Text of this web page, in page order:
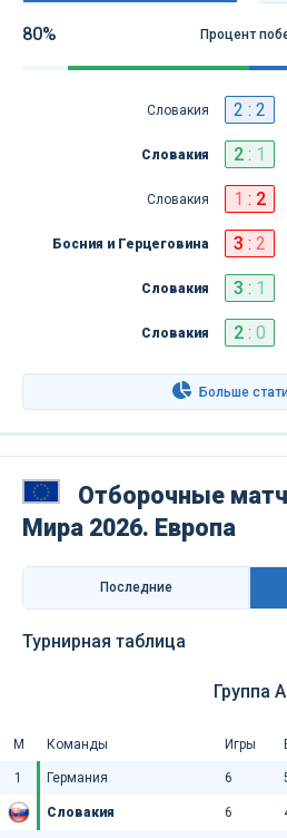
80% Процент
Словакия 2 : 2
Словакия 2: 1
Словакия 1 : 2
Босния и Герцеговина 3 : 2
Словакия 3 : 1
Словакия 2: 0
Больше
Отборочные
Мира 2026. Европа
Последниe
Турнирная таблица
Группа A
М Команды Игры
1 Германия 6
Словакия 6